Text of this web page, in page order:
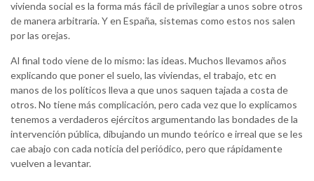
vivienda social es la forma más fácil de privilegiar a unos sobre otros
de manera arbitraria. Y en España, sistemas como estos nos salen
por las orejas.
Al final todo viene de lo mismo: las ideas. Muchos llevamos años
explicando que poner el suelo, las viviendas, el trabajo, etc en
manos de los políticos lleva a que unos saquen tajada a costa de
otros. No tiene más complicación, pero cada vez que lo explicamos
tenemos a verdaderos ejércitos argumentando las bondades de la
intervención pública, dibujando un mundo teórico e irreal que se les
cae abajo con cada noticia del periódico, pero que rápidamente
vuelven a levantar.